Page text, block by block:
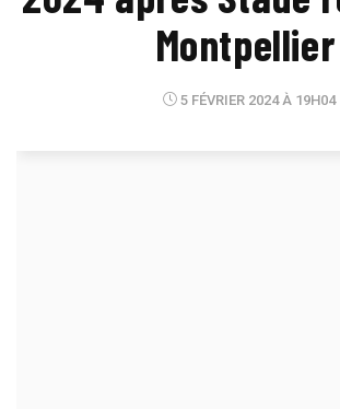
Montpellier
5 FÉVRIER 2024 À 19H04